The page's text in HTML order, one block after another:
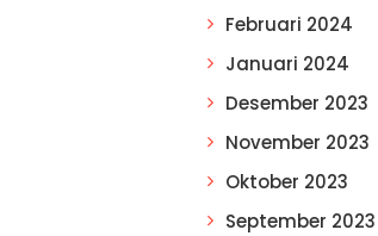
Februari 2024
Januari 2024
Desember 2023
November 2023
Oktober 2023
September 2023